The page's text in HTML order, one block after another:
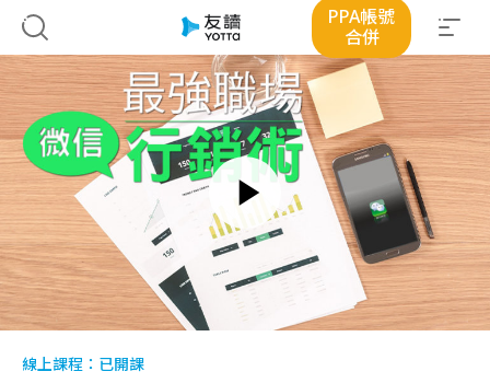
PPA帳號
合併
線上課程： 已開課